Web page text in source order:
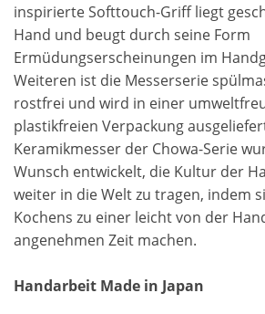
inspirierte Softtouch-Griff liegt
Hand und beugt durch seine Form
Ermüdungserscheinungen im
Weiteren ist die Messerserie
rostfrei und wird in einer
plastikfreien Verpackung
Keramikmesser der Chowa-Serie
Wunsch entwickelt, die Kultur der
weiter in die Welt zu tragen, indem
Kochens zu einer leicht von der
angenehmen Zeit machen.
Handarbeit Made in Japan